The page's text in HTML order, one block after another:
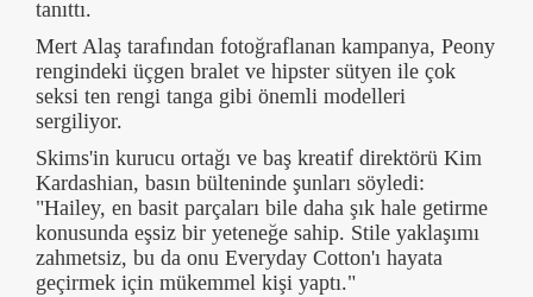
tanıttı.
Mert Alaş tarafından fotoğraflanan kampanya, Peony
rengindeki üçgen bralet ve hipster sütyen ile çok
seksi ten rengi tanga gibi önemli modelleri
sergiliyor.
Skims'in kurucu ortağı ve baş kreatif direktörü Kim
Kardashian, basın bülteninde şunları söyledi:
"Hailey, en basit parçaları bile daha şık hale getirme
konusunda eşsiz bir yeteneğe sahip. Stile yaklaşımı
zahmetsiz, bu da onu Everyday Cotton'ı hayata
geçirmek için mükemmel kişi yaptı."